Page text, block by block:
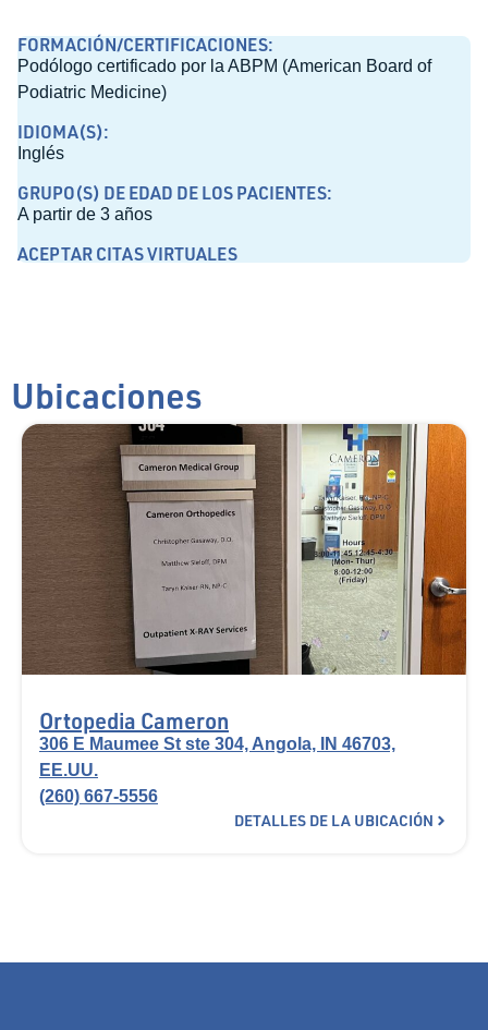
FORMACIÓN/CERTIFICACIONES:
Podólogo certificado por la ABPM (American Board of
Podiatric Medicine)
IDIOMA(S):
Inglés
GRUPO(S) DE EDAD DE LOS PACIENTES:
A partir de 3 años
ACEPTAR CITAS VIRTUALES
Ubicaciones
Ortopedia Cameron
306 E Maumee St ste 304, Angola, IN 46703,
EE.UU.
(260) 667-5556
DETALLES DE LA UBICACIÓN